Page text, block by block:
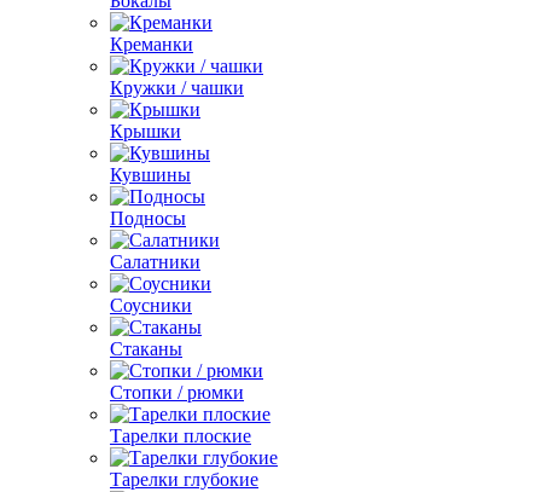
Креманки
Кружки / чашки
Крышки
Кувшины
Подносы
Салатники
Соусники
Стаканы
Стопки / рюмки
Тарелки плоские
Тарелки глубокие